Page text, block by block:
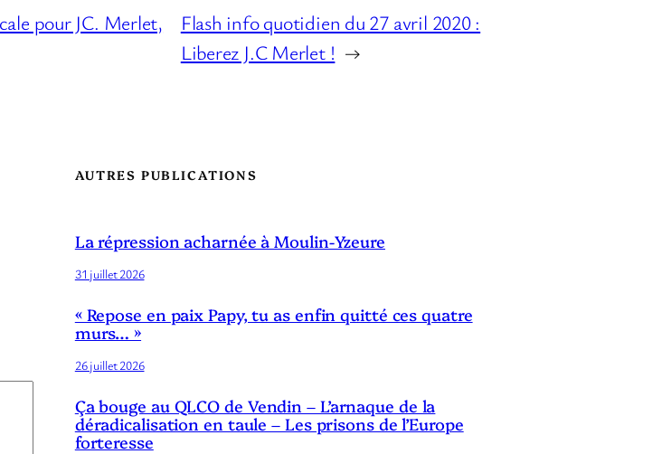
pour JC. Merlet,
Flash info quotidien du 27 avril 2020 :
Liberez J.C Merlet ! →
AUTRES PUBLICATIONS
La répression acharnée à Moulin-Yzeure
31 juillet 2026
« Repose en paix Papy, tu as enfin quitté ces quatre
murs… »
26 juillet 2026
Ça bouge au QLCO de Vendin – L’arnaque de la
déradicalisation en taule – Les prisons de l’Europe
forteresse